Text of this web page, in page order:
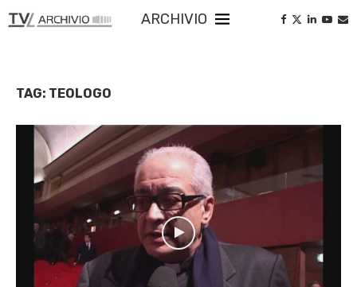
ARCHIVIO
TAG: TEOLOGO